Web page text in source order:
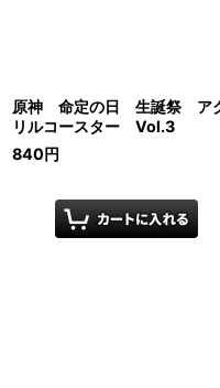
原神 命定の日 生誕祭 ア
リルコースター Vol.3
840円